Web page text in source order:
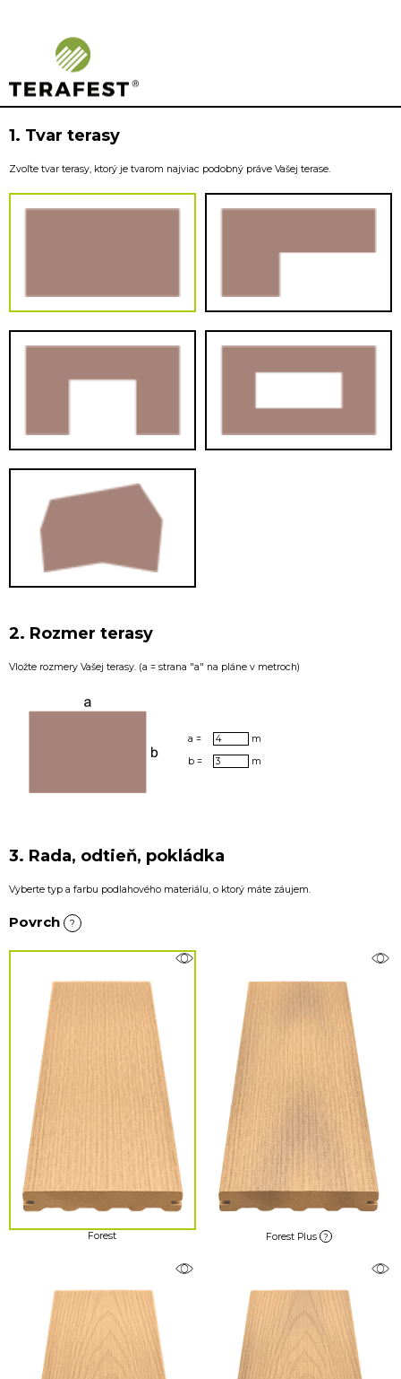
1. Tvar terasy
Zvoľte tvar terasy, ktorý je tvarom najviac podobný práve Vašej terase.
2. Rozmer terasy
Vložte rozmery Vašej terasy. (a = strana "a" na pláne v metroch)
a =
m
b =
m
3. Rada, odtieň, pokládka
Vyberte typ a farbu podlahového materiálu, o ktorý máte záujem.
Povrch ?
Forest Forest Plus ?